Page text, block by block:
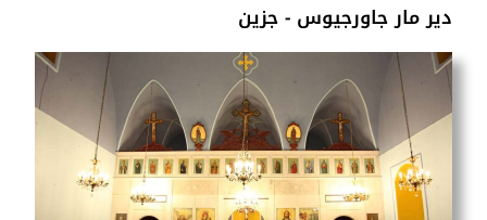
دير مار جاورجيوس - جزين